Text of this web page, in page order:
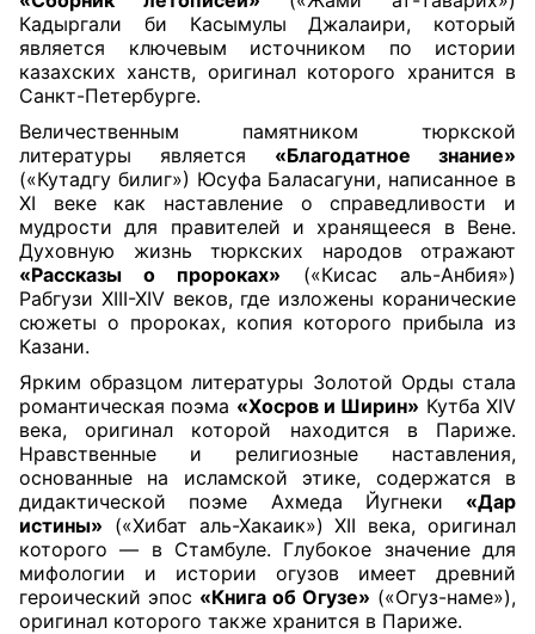
Кадыргали би Касымулы Джалаири, который
является ключевым источником по истории
казахских ханств, оригинал которого хранится в
Санкт-Петербурге.
Величественным памятником тюркской
литературы является «Благодатное знание»
(«Кутадгу билиг») Юсуфа Баласагуни, написанное в
XI веке как наставление о справедливости и
мудрости для правителей и хранящееся в Вене.
Духовную жизнь тюркских народов отражают
«Рассказы о пророках» («Кисас аль-Анбия»)
Рабгузи XIII-XIV веков, где изложены коранические
сюжеты о пророках, копия которого прибыла из
Казани.
Ярким образцом литературы Золотой Орды стала
романтическая поэма «Хосров и Ширин» Кутба XIV
века, оригинал которой находится в Париже.
Нравственные и религиозные наставления,
основанные на исламской этике, содержатся в
дидактической поэме Ахмеда Йугнеки «Дар
истины» («Хибат аль-Хакаик») XII века, оригинал
которого — в Стамбуле. Глубокое значение для
мифологии и истории огузов имеет древний
героический эпос «Книга об Огузе» («Огуз-наме»),
оригинал которого также хранится в Париже.